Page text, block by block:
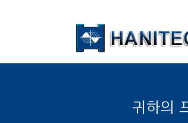
귀하의